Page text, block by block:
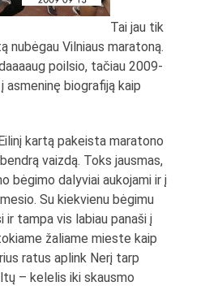
Tai jau tik
Vilniaus maratoną.
poilsio, tačiau 2009-
asmeninę biografiją kaip
kartą pakeista maratono
vaizdą. Toks jausmas,
bėgimo dalyviai aukojami ir į
Su kiekvienu bėgimu
tampa vis labiau panaši į
žaliame mieste kaip
ratus aplink Nerį tarp
– kelelis iki skausmo